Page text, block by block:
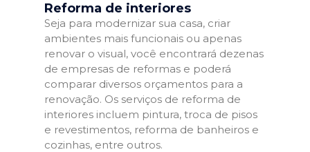
Reforma de interiores
Seja para modernizar sua casa, criar
ambientes mais funcionais ou apenas
renovar o visual, você encontrará dezenas
de empresas de reformas e poderá
comparar diversos orçamentos para a
renovação. Os serviços de reforma de
interiores incluem pintura, troca de pisos
e revestimentos, reforma de banheiros e
cozinhas, entre outros.